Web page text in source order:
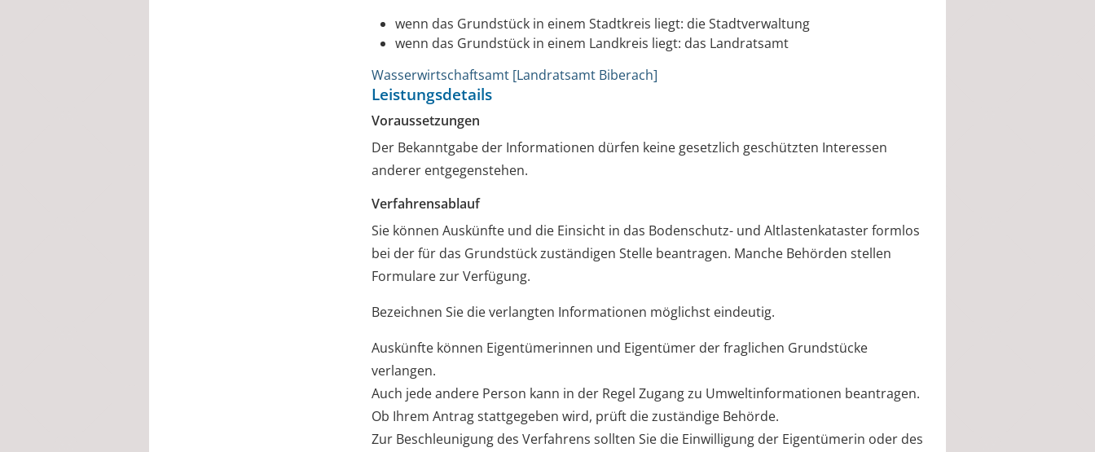
wenn das Grundstück in einem Stadtkreis liegt: die Stadtverwaltung
wenn das Grundstück in einem Landkreis liegt: das Landratsamt
Wasserwirtschaftsamt [Landratsamt Biberach]
Leistungsdetails
Voraussetzungen
Der Bekanntgabe der Informationen dürfen keine gesetzlich geschützten Interessen
anderer entgegenstehen.
Verfahrensablauf
Sie können Auskünfte und die Einsicht in das Bodenschutz- und Altlastenkataster formlos
bei der für das Grundstück zuständigen Stelle beantragen. Manche Behörden stellen
Formulare zur Verfügung.
Bezeichnen Sie die verlangten Informationen möglichst eindeutig.
Auskünfte können Eigentümerinnen und Eigentümer der fraglichen Grundstücke
verlangen.
Auch jede andere Person kann in der Regel Zugang zu Umweltinformationen beantragen.
Ob Ihrem Antrag stattgegeben wird, prüft die zuständige Behörde.
Zur Beschleunigung des Verfahrens sollten Sie die Einwilligung der Eigentümerin oder des